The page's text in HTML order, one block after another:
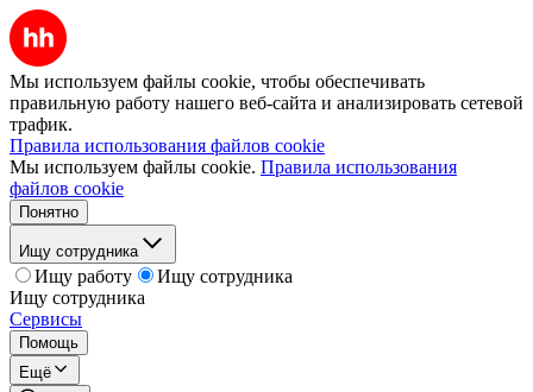
Мы используем файлы cookie, чтобы обеспечивать
правильную работу нашего веб-сайта и анализировать сетевой
трафик.
Правила использования файлов cookie
Мы используем файлы cookie. Правила использования
файлов cookie
Понятно
Ищу сотрудника
Ищу работу
Ищу сотрудника
Ищу сотрудника
Сервисы
Помощь
Ещё